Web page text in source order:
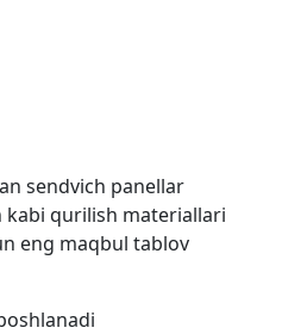
sendvich panellar
kabi qurilish materiallari
eng maqbul tablov